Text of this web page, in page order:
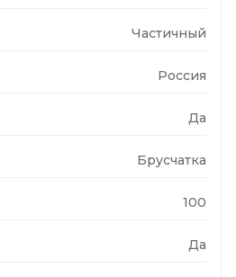
Частичный
Россия
Да
Брусчатка
100
Да